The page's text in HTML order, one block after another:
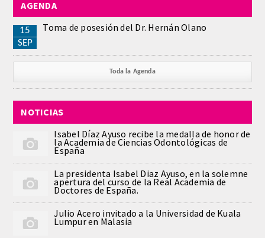
REGLAMENTO
ACADEMICOS
CIENCIAS BASICAS MEDICAS
AFINES A LA ODONTOLOGIA
HUMANIDADES Y CIENCIAS
MEDICO-JURIDICAS
PREVENCION,PROMOCION DE LA
SALUD Y GESTION NUEVAS
AGENDA
15
SEP
Toma de posesión del Dr. Hernán Olano
Toda la Agenda
NOTICIAS
Isabel Díaz Ayuso recibe la medalla de honor de
la Academia de Ciencias Odontológicas de
España
La presidenta Isabel Diaz Ayuso, en la solemne
apertura del curso de la Real Academia de
Doctores de España.
Julio Acero invitado a la Universidad de Kuala
Lumpur en Malasia